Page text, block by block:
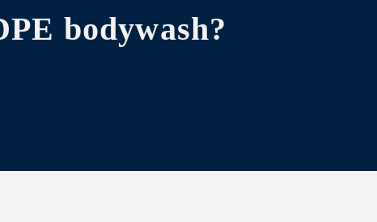
bodywash?